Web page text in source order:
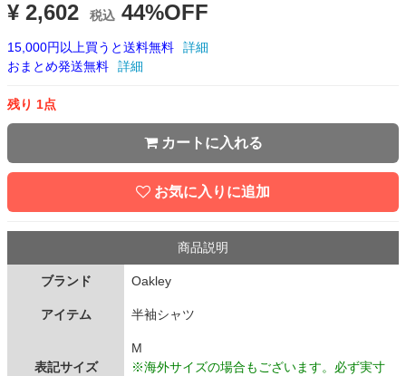
¥ 2,602 税込 44%OFF
15,000円以上買うと送料無料
詳細
おまとめ発送無料
詳細
残り 1点
カートに入れる
お気に入りに追加
商品説明
ブランド Oakley
アイテム 半袖シャツ
表記サイズ
M
※海外サイズの場合もございます。必ず実寸